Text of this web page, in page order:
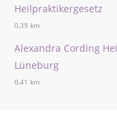
Heilpraktikergesetz
0,39 km
Alexandra Cording
Lüneburg
0,41 km